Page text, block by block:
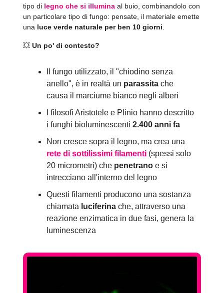
tipo di legno che si illumina al buio, combinandolo con
un particolare tipo di fungo: pensate, il materiale emette
una luce verde naturale per ben 10 giorni
💥 Un po' di contesto?
Il fungo utilizzato, il "chiodino senza
anello", è in realtà un parassita che
causa il marciume bianco negli alberi
I filosofi Aristotele e Plinio hanno descritto
i funghi bioluminescenti 2.400 anni fa
Non cresce sopra il legno, ma crea una
rete di sottilissimi filamenti (spessi solo
20 micrometri) che penetrano e si
intrecciano all'interno del legno
Questi filamenti producono una sostanza
chiamata luciferina che, attraverso una
reazione enzimatica in due fasi, genera la
luminescenza